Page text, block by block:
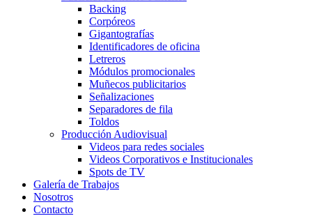
Backing
Corpóreos
Gigantografías
Identificadores de oficina
Letreros
Módulos promocionales
Muñecos publicitarios
Señalizaciones
Separadores de fila
Toldos
Producción Audiovisual
Videos para redes sociales
Videos Corporativos e Institucionales
Spots de TV
Galería de Trabajos
Nosotros
Contacto